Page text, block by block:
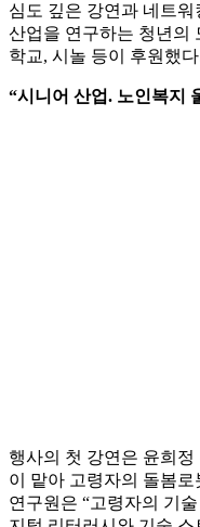
심도 깊은 강연과 네트
산업을 연구하는 청년의
학교, 시놀 등이 후원했
“시니어 산업. 노인복지
행사의 첫 강연은 윤희
이 맡아 고령자의 돌봄
연구원은 “고령자의 기